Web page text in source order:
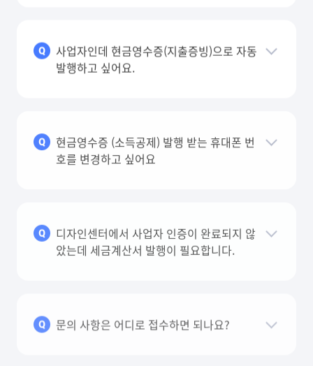
Q
사업자인데 현금영수증(지출증빙)으로 자동
발행하고 싶어요.
Q
현금영수증 (소득공제) 발행 받는 휴대폰 번
호를 변경하고 싶어요
Q
디자인센터에서 사업자 인증이 완료되지 않
았는데 세금계산서 발행이 필요합니다.
Q 문의 사항은 어디로 접수하면 되나요?